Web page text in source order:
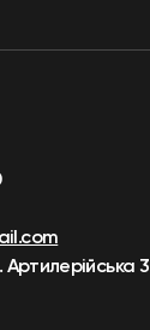
3